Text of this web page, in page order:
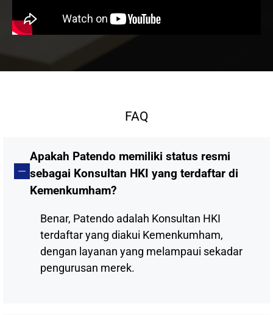
FAQ
Apakah Patendo memiliki status resmi
sebagai Konsultan HKI yang terdaftar di
Kemenkumham?
Benar, Patendo adalah Konsultan HKI
terdaftar yang diakui Kemenkumham,
dengan layanan yang melampaui sekadar
pengurusan merek.